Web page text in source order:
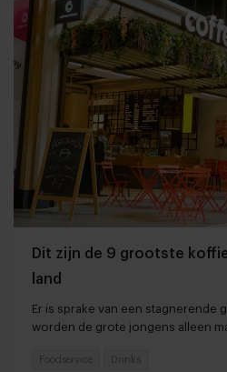
Dit zijn de 9 grootste
land
Er is sprake van een stagnerende
worden de grote jongens alleen
Foodservice Drinks